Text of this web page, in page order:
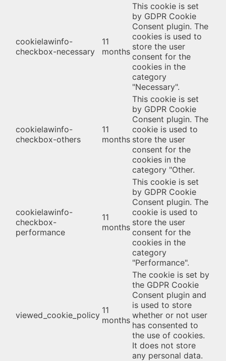
cookielawinfo-
checkbox-necessary
11
months
This cookie is set
by GDPR Cookie
Consent plugin. The
cookies is used to
store the user
consent for the
cookies in the
category
"Necessary".
cookielawinfo-
checkbox-others
11
months
This cookie is set
by GDPR Cookie
Consent plugin. The
cookie is used to
store the user
consent for the
cookies in the
category "Other.
cookielawinfo-
checkbox-
performance
11
months
This cookie is set
by GDPR Cookie
Consent plugin. The
cookie is used to
store the user
consent for the
cookies in the
category
"Performance".
viewed_cookie_policy 11
months
The cookie is set by
the GDPR Cookie
Consent plugin and
is used to store
whether or not user
has consented to
the use of cookies.
It does not store
any personal data.